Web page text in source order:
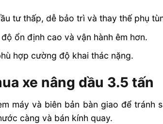
tư thấp, dễ bảo trì và thay thế phụ
ổn định cao và vận hành êm hơn.
hợp cường độ khai thác nặng.
xe nâng dầu 3.5 tấn
máy và biên bản bàn giao để tránh
càng và bán kính quay.